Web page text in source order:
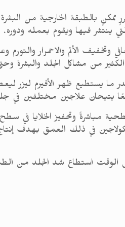
بالطبقة الخارجية من
ينتشر فيها ويقوم بعمله ودوره.
وتخفيف الألم والاحمرار
من مشاكل الجلد والبشرة
ما يستطيع ظهر الأفيرم ليزر
معًا يتيحان علاجين مختلفين في
مباشرةً وتحفيز الخلايا في سطح
في ذلك العمق بهدف
الوقت استطاع شد الجلد من